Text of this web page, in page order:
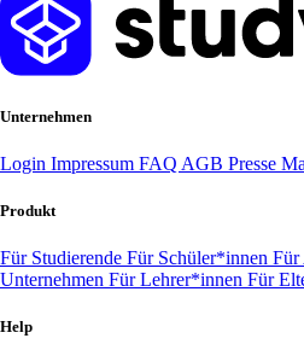
Unternehmen
Login Impressum FAQ AGB Presse
Produkt
Für Studierende Für Schüler*innen Für
Unternehmen Für Lehrer*innen Für
Help